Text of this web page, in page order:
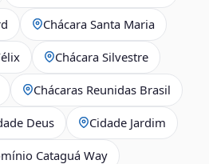
Chácara Santa Maria
Chácara Silvestre
Chácaras Reunidas Brasil
Deus Cidade Jardim
Cataguá Way